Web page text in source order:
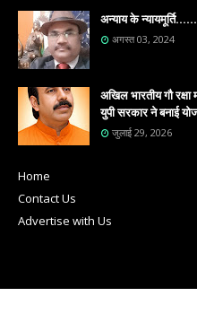
अन्याय के न्यायमूर्ति......
अगस्त 03, 2024
अखिल भारतीय गौ
युपी सरकार ने बनाई
जुलाई 29, 2026
Home
Contact Us
Advertise with Us